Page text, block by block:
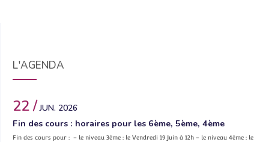
L'AGENDA
22 /JUN. 2026
Fin des cours : horaires pour les 6ème, 5ème, 4ème
Fin des cours pour : – le niveau 3ème : le Vendredi 19 Juin à 12h – le niveau 4ème : le